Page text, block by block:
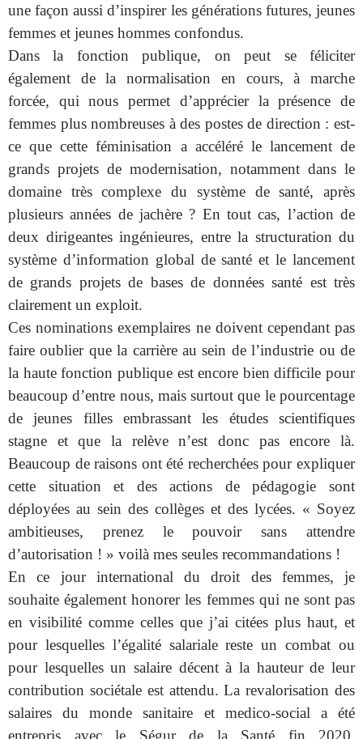
une façon aussi d’inspirer les générations futures, jeunes
femmes et jeunes hommes confondus.
Dans la fonction publique, on peut se féliciter
également de la normalisation en cours, à marche
forcée, qui nous permet d’apprécier la présence de
femmes plus nombreuses à des postes de direction : est-
ce que cette féminisation a accéléré le lancement de
grands projets de modernisation, notamment dans le
domaine très complexe du système de santé, après
plusieurs années de jachère ? En tout cas, l’action de
deux dirigeantes ingénieures, entre la structuration du
système d’information global de santé et le lancement
de grands projets de bases de données santé est très
clairement un exploit.
Ces nominations exemplaires ne doivent cependant pas
faire oublier que la carrière au sein de l’industrie ou de
la haute fonction publique est encore bien difficile pour
beaucoup d’entre nous, mais surtout que le pourcentage
de jeunes filles embrassant les études scientifiques
stagne et que la relève n’est donc pas encore là.
Beaucoup de raisons ont été recherchées pour expliquer
cette situation et des actions de pédagogie sont
déployées au sein des collèges et des lycées. « Soyez
ambitieuses, prenez le pouvoir sans attendre
d’autorisation ! » voilà mes seules recommandations !
En ce jour international du droit des femmes, je
souhaite également honorer les femmes qui ne sont pas
en visibilité comme celles que j’ai citées plus haut, et
pour lesquelles l’égalité salariale reste un combat ou
pour lesquelles un salaire décent à la hauteur de leur
contribution sociétale est attendu. La revalorisation des
salaires du monde sanitaire et medico-social a été
entrepris avec le Ségur de la Santé fin 2020.